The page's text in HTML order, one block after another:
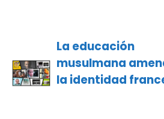
La educación
musulmana
la identidad